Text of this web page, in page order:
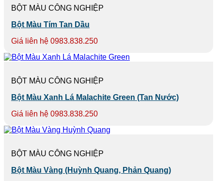
BỘT MÀU CÔNG NGHIỆP
Bột Màu Tím Tan Dầu
Giá liên hệ 0983.838.250
BỘT MÀU CÔNG NGHIỆP
Bột Màu Xanh Lá Malachite Green (Tan Nước)
Giá liên hệ 0983.838.250
BỘT MÀU CÔNG NGHIỆP
Bột Màu Vàng (Huỳnh Quang, Phản Quang)